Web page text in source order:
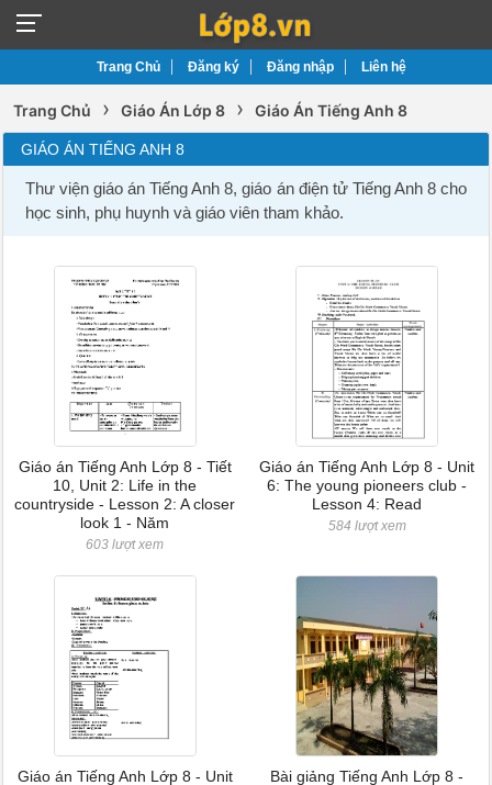
Trang Chủ Đăng ký Đăng nhập Liên hệ
Trang Chủ › Giáo Án Lớp 8 › Giáo Án Tiếng Anh 8
GIÁO ÁN TIẾNG ANH 8
Thư viện giáo án Tiếng Anh 8, giáo án điện tử Tiếng Anh 8 cho
học sinh, phụ huynh và giáo viên tham khảo.
Giáo án Tiếng Anh Lớp 8 - Tiết
10, Unit 2: Life in the
countryside - Lesson 2: A closer
look 1 - Năm
603 lượt xem
Giáo án Tiếng Anh Lớp 8 - Unit
6: The young pioneers club -
Lesson 4: Read
584 lượt xem
Giáo án Tiếng Anh Lớp 8 - Unit
Bài giảng Tiếng Anh Lớp 8 -